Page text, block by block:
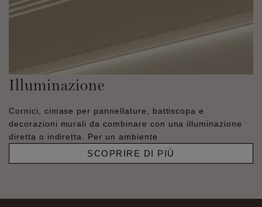
Illuminazione
Cornici, cimase per pannellature, battiscopa e
decorazioni murali da combinare con una illuminazione
diretta o indiretta. Per un ambiente
SCOPRIRE DI PIÙ